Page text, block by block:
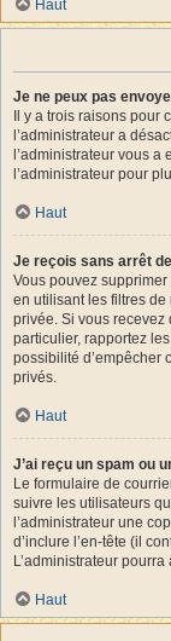
Haut
Je ne peux pas
Il y a trois raisons pour
l’administrateur a
l’administrateur vous a
l’administrateur pour
Haut
Je reçois sans arrêt
Vous pouvez
en utilisant les filtres
privée. Si vous recevez
particulier, rapportez
possibilité d’empêcher
privés.
Haut
J’ai reçu un spam ou
Le formulaire de
suivre les utilisateurs
l’administrateur une
d’inclure l’en-tête (il
L’administrateur
Haut